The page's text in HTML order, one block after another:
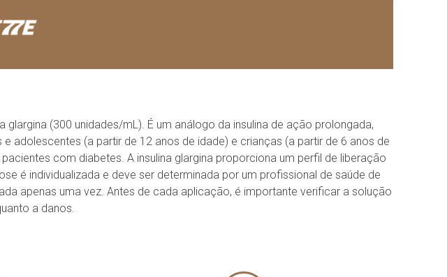
(300 unidades/mL). É um análogo da insulina de ação prolongada,
(a partir de 12 anos de idade) e crianças (a partir de 6 anos de
com diabetes. A insulina glargina proporciona um perfil de liberação
é individualizada e deve ser determinada por um profissional de saúde de
apenas uma vez. Antes de cada aplicação, é importante verificar a solução
a danos.